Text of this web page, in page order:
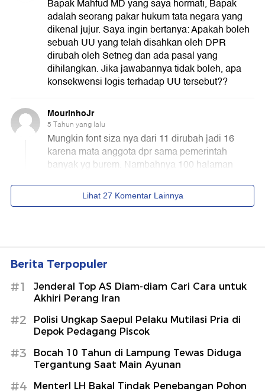
Berita Terpopuler
#1
Jenderal Top AS Diam-diam Cari Cara untuk
Akhiri Perang Iran
#2
Polisi Ungkap Saepul Pelaku Mutilasi Pria di
Depok Pedagang Piscok
#3
Bocah 10 Tahun di Lampung Tewas Diduga
Tergantung Saat Main Ayunan
#4
MenterI LH Bakal Tindak Penebangan Pohon